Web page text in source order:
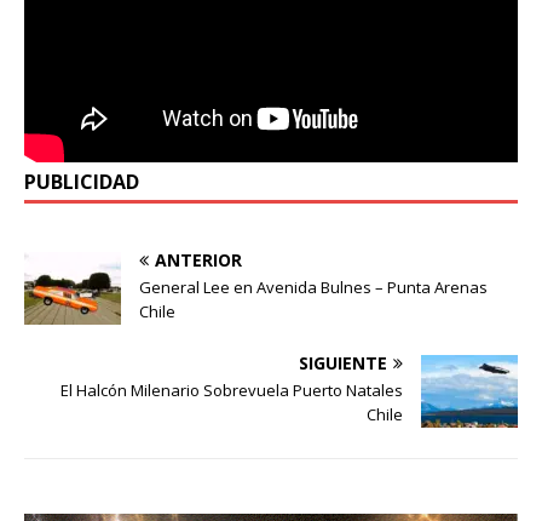
PUBLICIDAD
ANTERIOR
General Lee en Avenida Bulnes – Punta Arenas
Chile
SIGUIENTE
El Halcón Milenario Sobrevuela Puerto Natales
Chile